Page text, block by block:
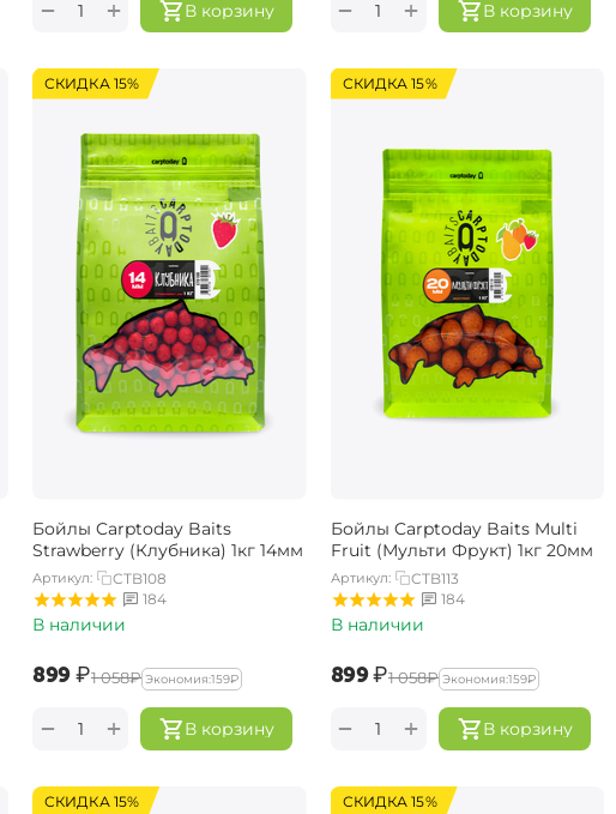
В корзину
+
− В корзину
+
−
СКИДКА 15%
Бойлы Carptoday Baits
Strawberry (Клубника) 1кг 14мм
Артикул:
CTB108
184
В наличии
‍899‍₽‍1 058‍₽ Экономия:‍159‍₽
В корзину
+
−
СКИДКА 15%
Бойлы Carptoday Baits Multi
Fruit (Мульти Фрукт) 1кг 20мм
Артикул:
CTB113
184
В наличии
‍899‍₽‍1 058‍₽ Экономия:‍159‍₽
В корзину
+
−
СКИДКА 15% СКИДКА 15%